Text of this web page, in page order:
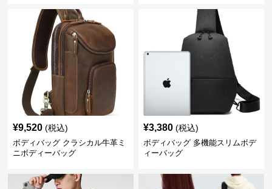
¥9,520 (税込)
ボディバッグ クラシカル牛革ミ
ニボディーバッグ
¥3,380 (税込)
ボディバッグ 多機能スリムボデ
ィーバッグ